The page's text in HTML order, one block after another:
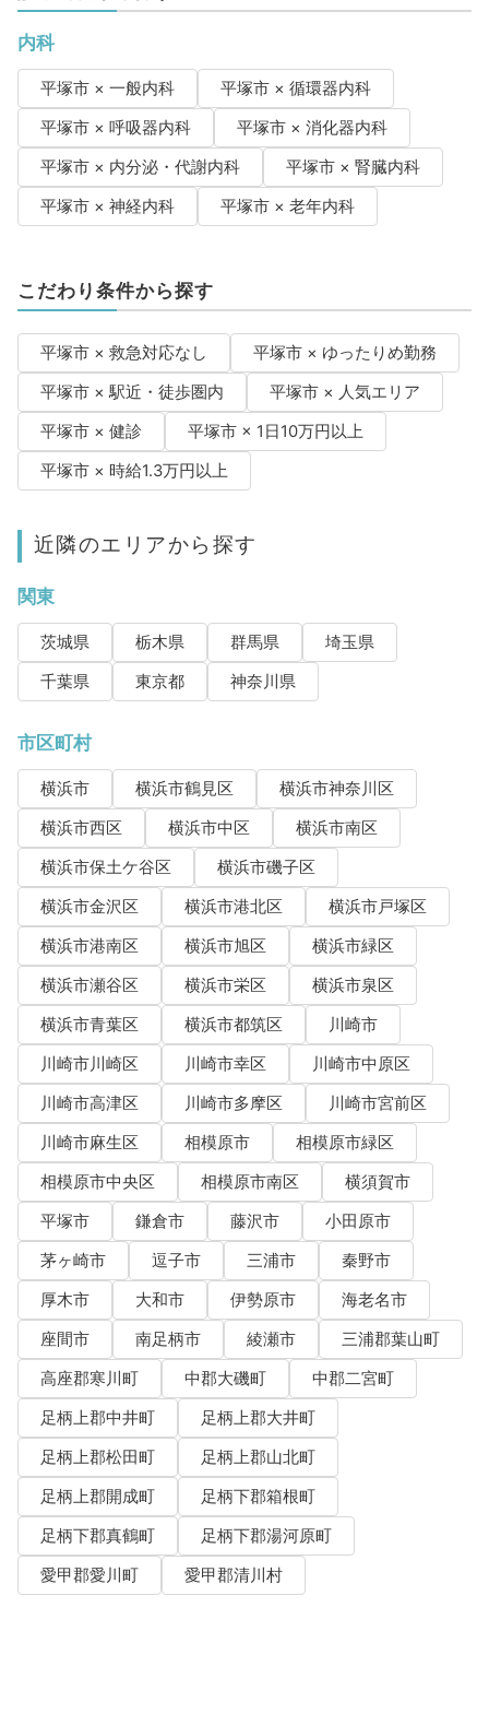
内科
平塚市 × 一般内科
平塚市 × 循環器内科
平塚市 × 呼吸器内科
平塚市 × 消化器内科
平塚市 × 内分泌・代謝内科
平塚市 × 腎臓内科
平塚市 × 神経内科
平塚市 × 老年内科
こだわり条件から探す
平塚市 × 救急対応なし
平塚市 × ゆったりめ勤務
平塚市 × 駅近・徒歩圏内
平塚市 × 人気エリア
平塚市 × 健診
平塚市 × 1日10万円以上
平塚市 × 時給1.3万円以上
近隣のエリアから探す
関東
茨城県 栃木県 群馬県
埼玉県
千葉県
東京都 神奈川県
市区町村
横浜市 横浜市鶴見区
横浜市神奈川区
横浜市西区
横浜市中区
横浜市南区
横浜市保土ケ谷区
横浜市磯子区
横浜市金沢区
横浜市港北区
横浜市戸塚区
横浜市港南区
横浜市旭区
横浜市緑区
横浜市瀬谷区
横浜市栄区
横浜市泉区
横浜市青葉区
横浜市都筑区
川崎市
川崎市川崎区
川崎市幸区
川崎市中原区
川崎市高津区
川崎市多摩区
川崎市宮前区
川崎市麻生区
相模原市
相模原市緑区
相模原市中央区
相模原市南区
横須賀市
平塚市
鎌倉市 藤沢市
小田原市
茅ヶ崎市
逗子市 三浦市
秦野市
厚木市
大和市 伊勢原市
海老名市
座間市
南足柄市 綾瀬市
三浦郡葉山町
高座郡寒川町
中郡大磯町
中郡二宮町
足柄上郡中井町
足柄上郡大井町
足柄上郡松田町
足柄上郡山北町
足柄上郡開成町
足柄下郡箱根町
足柄下郡真鶴町
足柄下郡湯河原町
愛甲郡愛川町
愛甲郡清川村